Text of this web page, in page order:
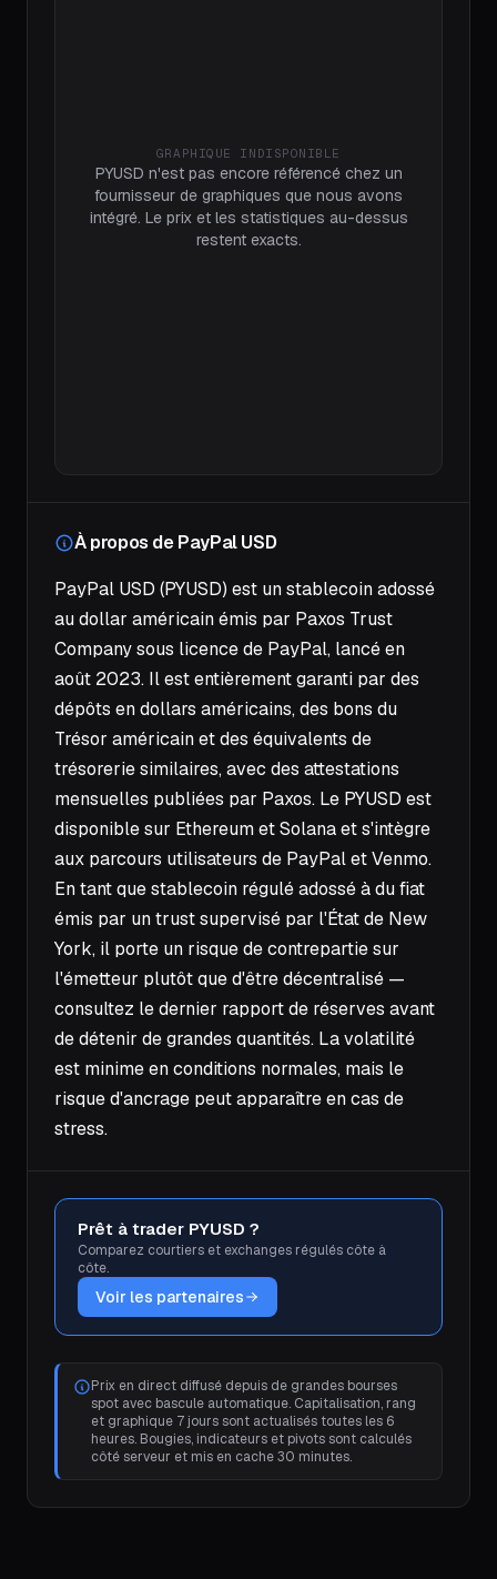
GRAPHIQUE INDISPONIBLE
PYUSD n'est pas encore référencé chez un
fournisseur de graphiques que nous avons
intégré. Le prix et les statistiques au-dessus
restent exacts.
À propos de PayPal USD
PayPal USD (PYUSD) est un stablecoin adossé
au dollar américain émis par Paxos Trust
Company sous licence de PayPal, lancé en
août 2023. Il est entièrement garanti par des
dépôts en dollars américains, des bons du
Trésor américain et des équivalents de
trésorerie similaires, avec des attestations
mensuelles publiées par Paxos. Le PYUSD est
disponible sur Ethereum et Solana et s'intègre
aux parcours utilisateurs de PayPal et Venmo.
En tant que stablecoin régulé adossé à du fiat
émis par un trust supervisé par l'État de New
York, il porte un risque de contrepartie sur
l'émetteur plutôt que d'être décentralisé —
consultez le dernier rapport de réserves avant
de détenir de grandes quantités. La volatilité
est minime en conditions normales, mais le
risque d'ancrage peut apparaître en cas de
stress.
Prêt à trader PYUSD ?
Comparez courtiers et exchanges régulés côte à
côte.
Voir les partenaires
Prix en direct diffusé depuis de grandes bourses
spot avec bascule automatique. Capitalisation, rang
et graphique 7 jours sont actualisés toutes les 6
heures. Bougies, indicateurs et pivots sont calculés
côté serveur et mis en cache 30 minutes.